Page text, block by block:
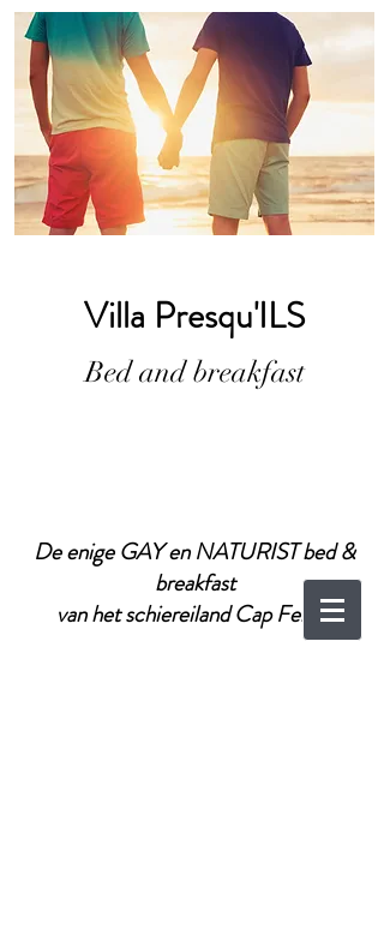
Villa Presqu'ILS
Bed and breakfast
De enige GAY en NATURIST bed &
breakfast
van het schiereiland Cap Ferret